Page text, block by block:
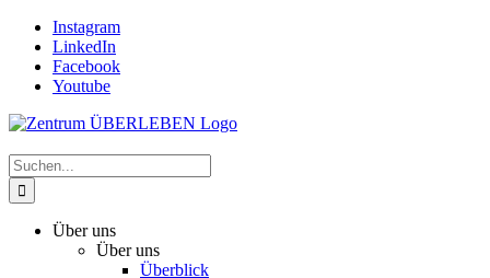
Zum
Inhalt
springen
Instagram
LinkedIn
Facebook
Youtube
Suche
nach:
Über uns
Über uns
Überblick